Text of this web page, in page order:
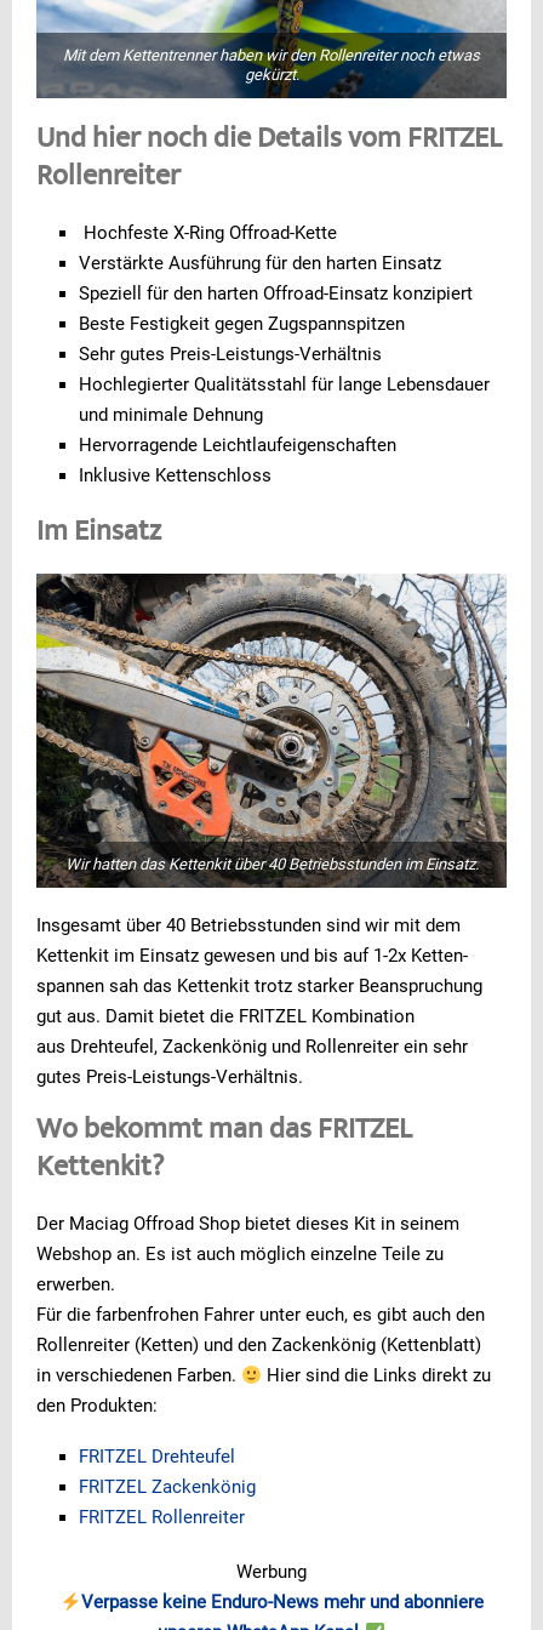
Mit dem Kettentrenner haben wir den Rollenreiter noch etwas
gekürzt.
Und hier noch die Details vom FRITZEL
Rollenreiter
Hochfeste X-Ring Offroad-Kette
Verstärkte Ausführung für den harten Einsatz
Speziell für den harten Offroad-Einsatz konzipiert
Beste Festigkeit gegen Zugspannspitzen
Sehr gutes Preis-Leistungs-Verhältnis
Hochlegierter Qualitätsstahl für lange Lebensdauer
und minimale Dehnung
Hervorragende Leichtlaufeigenschaften
Inklusive Kettenschloss
Im Einsatz
Wir hatten das Kettenkit über 40 Betriebsstunden im Einsatz.
Insgesamt über 40 Betriebsstunden sind wir mit dem
Kettenkit im Einsatz gewesen und bis auf 1-2x Ketten-
spannen sah das Kettenkit trotz starker Beanspruchung
gut aus. Damit bietet die FRITZEL Kombination
aus Drehteufel, Zackenkönig und Rollenreiter ein sehr
gutes Preis-Leistungs-Verhältnis.
Wo bekommt man das FRITZEL
Kettenkit?
Der Maciag Offroad Shop bietet dieses Kit in seinem
Webshop an. Es ist auch möglich einzelne Teile zu
erwerben.
Für die farbenfrohen Fahrer unter euch, es gibt auch den
Rollenreiter (Ketten) und den Zackenkönig (Kettenblatt)
in verschiedenen Farben.
Hier sind die Links direkt zu
den Produkten:
FRITZEL Drehteufel
FRITZEL Zackenkönig
FRITZEL Rollenreiter
Werbung
Verpasse keine Enduro-News mehr und abonniere